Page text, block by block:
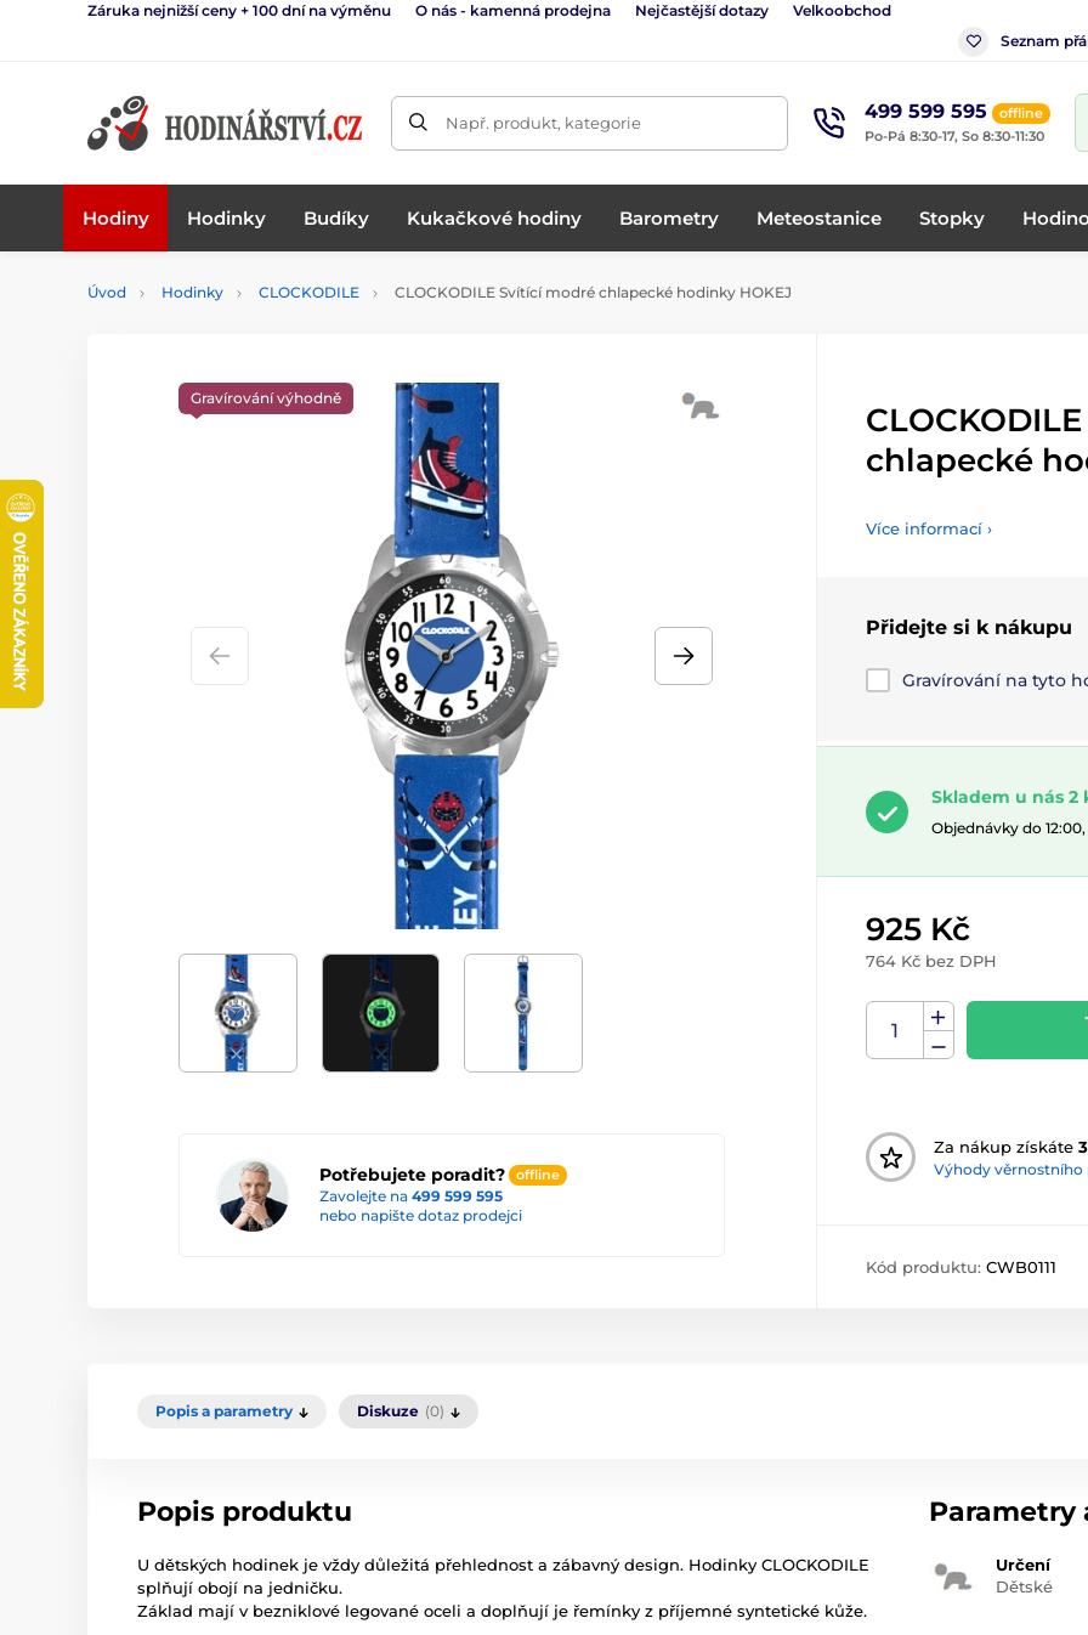
Záruka nejnižší ceny + 100 dní na výměnu O nás - kamenná prodejna Nejčastější dotazy Velkoobchod
Seznam
Např. produkt, kategorie 499 599 595
offline
Po-Pá 8:30-17, So 8:30-11:30
Hodiny Hodinky Budíky Kukačkové hodiny Barometry Meteostanice Stopky
Úvod Hodinky CLOCKODILE CLOCKODILE Svítící modré chlapecké hodinky HOKEJ
Potřebujete poradit? offline
Zavolejte na 499 599 595
nebo napište dotaz prodejci
Gravírování výhodně
chlapecké
Více informací ›
Přidejte si k nákupu
Gravírování na tyto
Skladem u nás 2
Objednávky do
925 Kč
764 Kč bez DPH
Za nákup získáte
Výhody věrnostního
Kód produktu: CWB0111
Popis a parametry Diskuze (0)
Popis produktu
U dětských hodinek je vždy důležitá přehlednost a zábavný design. Hodinky CLOCKODILE
splňují obojí na jedničku.
Základ mají v bezniklové legované oceli a doplňují je řemínky z příjemné syntetické kůže.
Parametry
Určení
Dětské